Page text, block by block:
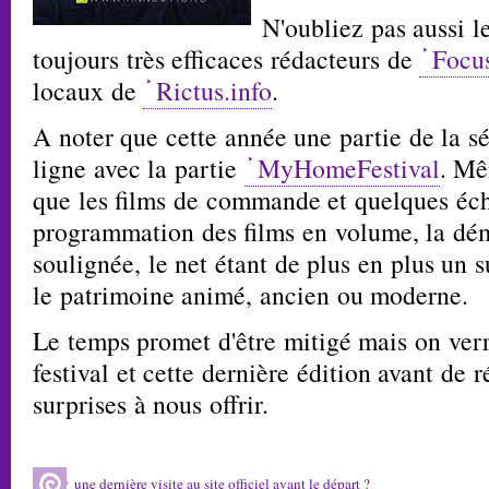
N'oubliez pas aussi
toujours très efficaces rédacteurs de
locaux de
Rictus.info.
A noter que cette année une partie de la
ligne avec la partie
MyHomeFestival.
que les films de commande et quelques
programmation des films en volume, la
soulignée, le net étant de plus en plus un
le patrimoine animé, ancien ou moderne.
Le temps promet d'être mitigé mais on
festival et cette dernière édition avant de
surprises à nous offrir.
une dernière visite au site officiel avant le départ ?